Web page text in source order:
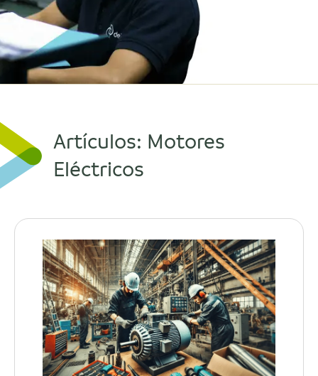
Artículos: Motores
Eléctricos